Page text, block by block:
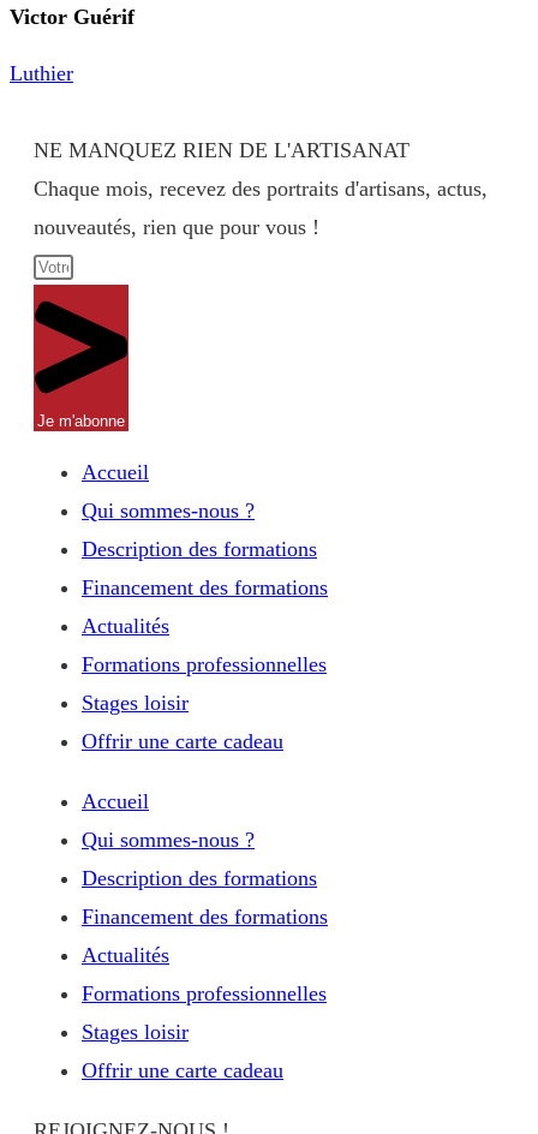
Victor Guérif
Luthier
NE MANQUEZ RIEN DE L'ARTISANAT
Chaque mois, recevez des portraits d'artisans, actus,
nouveautés, rien que pour vous !
Je m'abonne
Accueil
Qui sommes-nous ?
Description des formations
Financement des formations
Actualités
Formations professionnelles
Stages loisir
Offrir une carte cadeau
Accueil
Qui sommes-nous ?
Description des formations
Financement des formations
Actualités
Formations professionnelles
Stages loisir
Offrir une carte cadeau